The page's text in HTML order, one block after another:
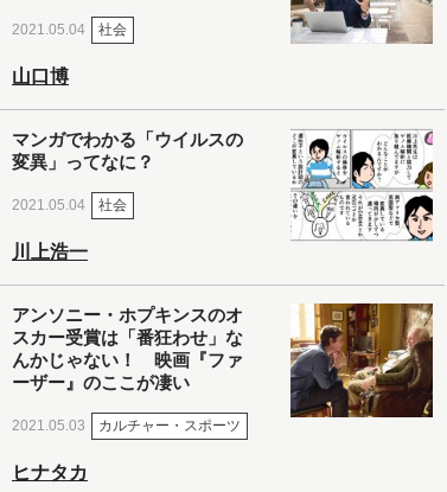
2021.05.04 社会
山口博
マンガでわかる「ウイルスの
変異」ってなに？
2021.05.04 社会
川上浩一
アンソニー・ホプキンスのオ
スカー受賞は「番狂わせ」な
んかじゃない！ 映画『ファ
ーザー』のここが凄い
2021.05.03 カルチャー・スポーツ
ヒナタカ